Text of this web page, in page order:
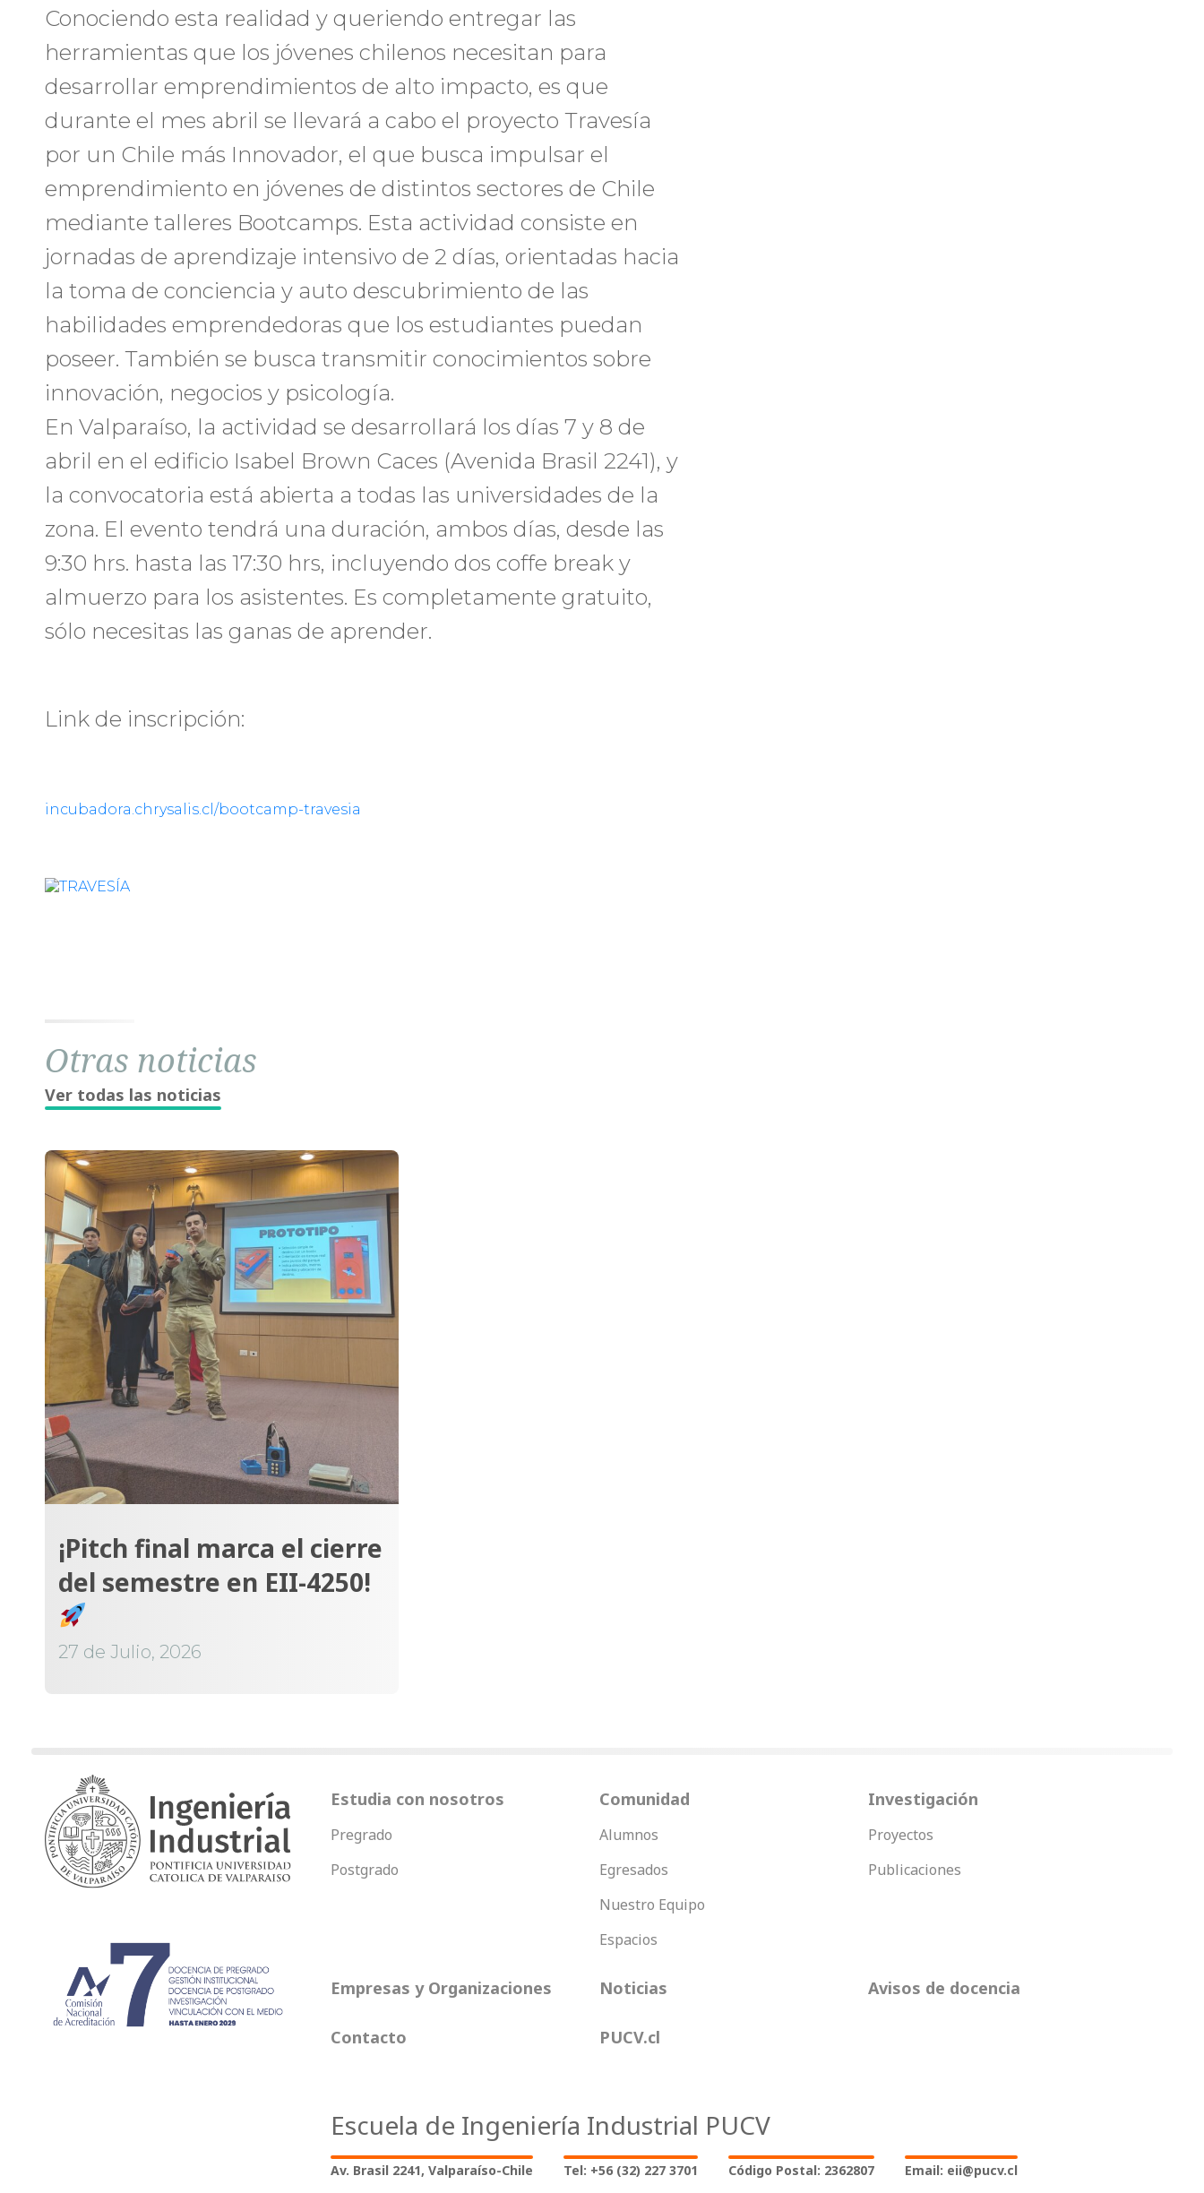
Conociendo esta realidad y queriendo entregar las
herramientas que los jóvenes chilenos necesitan para
desarrollar emprendimientos de alto impacto, es que
durante el mes abril se llevará a cabo el proyecto Travesía
por un Chile más Innovador, el que busca impulsar el
emprendimiento en jóvenes de distintos sectores de Chile
mediante talleres Bootcamps. Esta actividad consiste en
jornadas de aprendizaje intensivo de 2 días, orientadas hacia
la toma de conciencia y auto descubrimiento de las
habilidades emprendedoras que los estudiantes puedan
poseer. También se busca transmitir conocimientos sobre
innovación, negocios y psicología.
En Valparaíso, la actividad se desarrollará los días 7 y 8 de
abril en el edificio Isabel Brown Caces (Avenida Brasil 2241), y
la convocatoria está abierta a todas las universidades de la
zona. El evento tendrá una duración, ambos días, desde las
9:30 hrs. hasta las 17:30 hrs, incluyendo dos coffe break y
almuerzo para los asistentes. Es completamente gratuito,
sólo necesitas las ganas de aprender.
Link de inscripción:
incubadora.chrysalis.cl/bootcamp-travesia
Otras noticias
Ver todas las noticias
¡Pitch final marca el cierre
del semestre en EII-4250!
27 de Julio, 2026
Estudia con nosotros
Pregrado
Postgrado
Comunidad
Alumnos
Egresados
Nuestro Equipo
Espacios
Investigación
Proyectos
Publicaciones
Empresas y Organizaciones Noticias Avisos de docencia
Contacto PUCV.cl
Escuela de Ingeniería Industrial PUCV
Av. Brasil 2241, Valparaíso-Chile Tel: +56 (32) 227 3701 Código Postal: 2362807 Email: eii@pucv.cl